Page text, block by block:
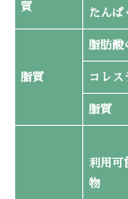
質
たんぱ
脂質
脂肪酸
コレス
脂質
利用可
物